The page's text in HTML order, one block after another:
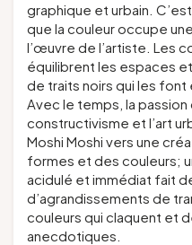
graphique et urbain.
que la couleur occupe
l’œuvre de l’artiste. Les
équilibrent les espaces
de traits noirs qui les font
Avec le temps, la
constructivisme et l’art
Moshi Moshi vers une
formes et des couleurs;
acidulé et immédiat fait
d’agrandissements de
couleurs qui claquent et
anecdotiques.